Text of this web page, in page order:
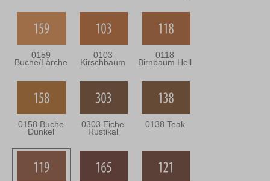
0159
Buche/Lärche
0103
Kirschbaum
0118
Birnbaum Hell
0158 Buche
Dunkel
0303 Eiche
Rustikal
0138 Teak